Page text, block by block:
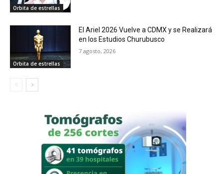
Orbita de estrellas
Orbita de estrellas
El Ariel 2026 Vuelve a CDMX y se Realizará
en los Estudios Churubusco
7 agosto, 2026